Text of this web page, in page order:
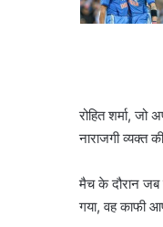
रोहित शर्मा,
नाराजगी व्यक्त
मैच के दौरान जब
गया, वह काफी